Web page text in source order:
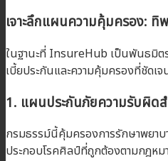
เจาะลึกแผนความคุ้มครอง: ทิ
ในฐานะที่ InsureHub เป็นพันธมิต
เบี้ยประกันและความคุ้มครองที่ชัดเ
1. แผนประกันภัยความรับผิด
กรมธรรม์นี้คุ้มครองการรักษาพยา
ประกอบโรคศิลป์ที่ถูกต้องตามกฎห